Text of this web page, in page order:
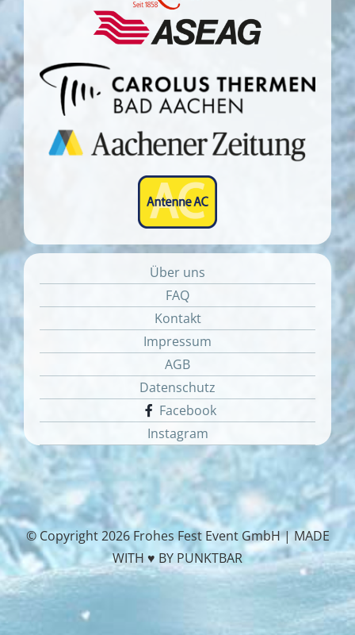
Über uns
FAQ
Kontakt
Impressum
AGB
Datenschutz
Facebook
Instagram
© Copyright2026 Frohes Fest Event GmbH |MADE
WITH ♥ BY PUNKTBAR